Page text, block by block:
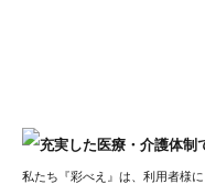
私たち『彩べえ』は、利用者様